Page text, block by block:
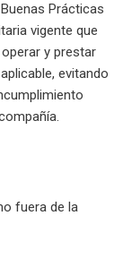
Prácticas
vigente que
y prestar
evitando
fuera de la